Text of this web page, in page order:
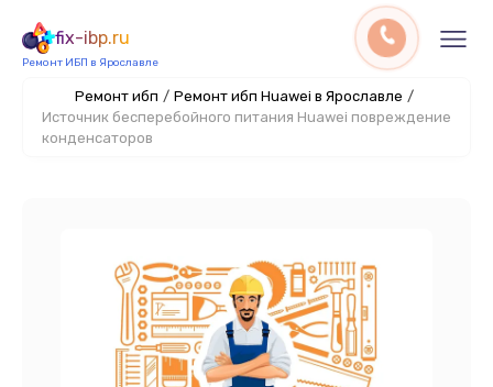
fix-ibp.ru
Ремонт ИБП в Ярославле
Ремонт ибп / Ремонт ибп Huawei в Ярославле /
Источник бесперебойного питания Huawei повреждение
конденсаторов